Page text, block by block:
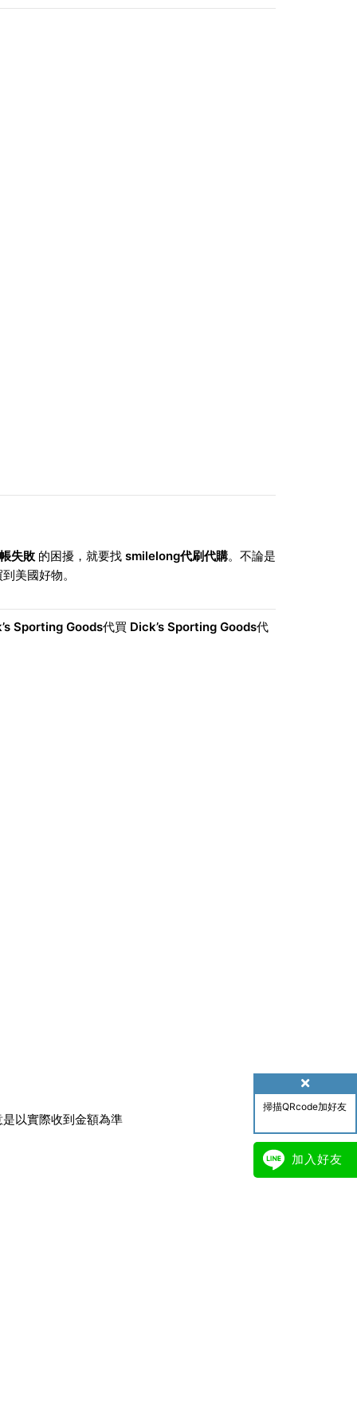
掃描QRcode加好友
加入好友
失敗的困擾，就要找 smilelong代刷代購。不論是
美國好物。
Sporting Goods代買 Dick’s Sporting Goods代
以實際收到金額為準